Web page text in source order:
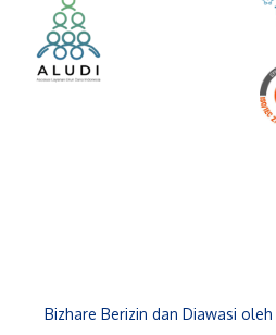
Bizhare Berizin dan Diawasi oleh